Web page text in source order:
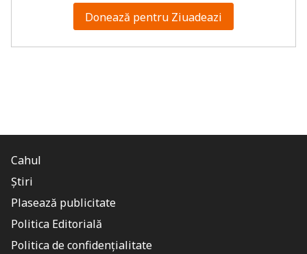
Donează pentru Ziuadeazi
Cahul
Știri
Plasează publicitate
Politica Editorială
Politica de confidențialitate